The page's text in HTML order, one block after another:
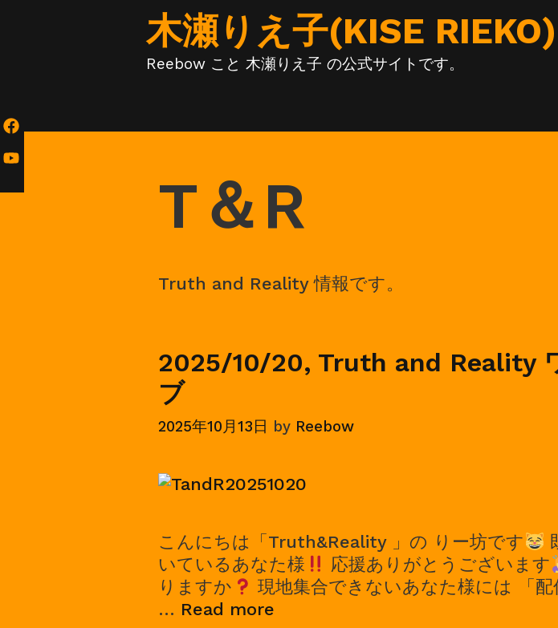
木瀬りえ子(KISE
Reebow こと 木瀬りえ子 の公式サイトです。
T＆R
Truth and Reality 情報です。
2025/10/20, Truth and Reality
ブ
2025年10月13日 by Reebow
こんにちは「Truth&Reality 」の りー坊です
いているあなた様
応援ありがとうございます
りますか
現地集合できないあなた様には 「配
… Read more